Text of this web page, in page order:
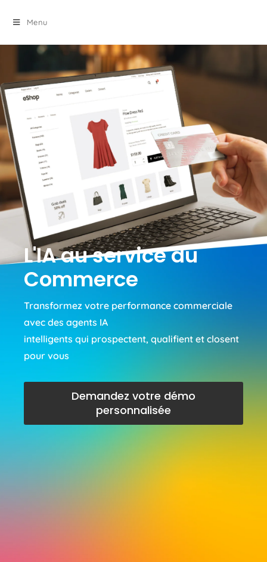
Menu
L'IA au service du
Commerce
Transformez votre performance commerciale
avec des agents IA
intelligents qui prospectent, qualifient et closent
pour vous
Demandez votre démo
personnalisée